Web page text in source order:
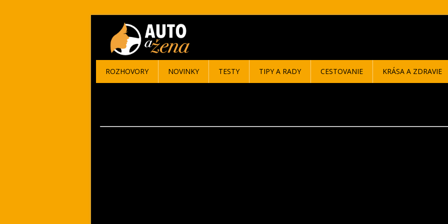
ROZHOVORY NOVINKY TESTY TIPY A RADY CESTOVANIE KRÁSA A ZDRAVIE